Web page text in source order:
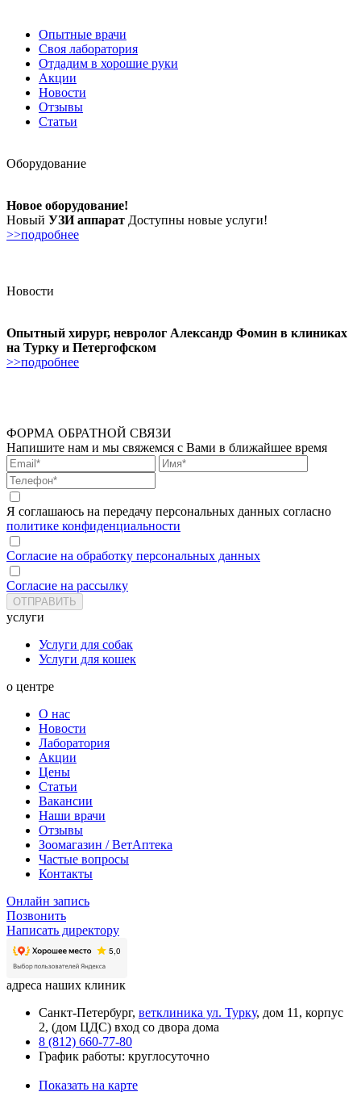
Опытные врачи
Своя лаборатория
Отдадим в хорошие руки
Акции
Новости
Отзывы
Статьи
Оборудование
Новое оборудование!
Новый УЗИ аппарат Доступны новые услуги!
>>подробнее
Новости
Опытный хирург, невролог Александр Фомин в клиниках
на Турку и Петергофском
>>подробнее
ФОРМА ОБРАТНОЙ СВЯЗИ
Напишите нам и мы свяжемся с Вами в ближайшее время
Я соглашаюсь на передачу персональных данных согласно
политике конфиденциальности
Согласие на обработку персональных данных
Согласие на рассылку
услуги
Услуги для собак
Услуги для кошек
о центре
О нас
Новости
Лаборатория
Акции
Цены
Статьи
Вакансии
Наши врачи
Отзывы
Зоомагазин / ВетАптека
Частые вопросы
Контакты
Онлайн запись
Позвонить
Написать директору
адреса наших клиник
Санкт-Петербург, ветклиника ул. Турку, дом 11, корпус
2, (дом ЦДС) вход со двора дома
8 (812) 660-77-80
График работы: круглосуточно
Показать на карте